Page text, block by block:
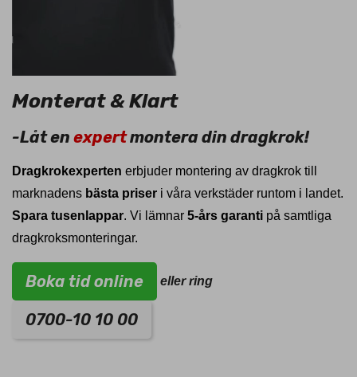
Monterat & Klart
-Låt en expertmontera din dragkrok!
Dragkrokexperten erbjuder montering av dragkrok till
marknadens bästa priser i våra verkstäder runtom i landet.
Spara tusenlappar. Vi lämnar 5-års garanti på samtliga
dragkroksmonteringar.
Boka tid online eller ring
0700-10 10 00